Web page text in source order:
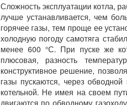
Сложность эксплуатации котла,
лучше устанавливается, чем
горячее газы, тем проще ее
холодную погоду самотяга
менее 600 °С. При пуске же
плюсовая, разность
конструктивное решение,
газы пускаются, через
котельной. Не имея на своем